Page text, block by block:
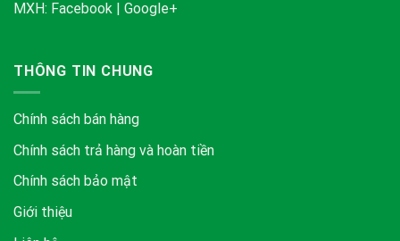
MXH: Facebook | Google+
THÔNG TIN CHUNG
Chính sách bán hàng
Chính sách trả hàng và hoàn tiền
Chính sách bảo mật
Giới thiệu